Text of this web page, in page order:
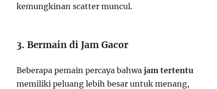
kemungkinan scatter muncul.
3. Bermain di Jam Gacor
Beberapa pemain percaya bahwajam tertentu
memiliki peluang lebih besar untuk menang,